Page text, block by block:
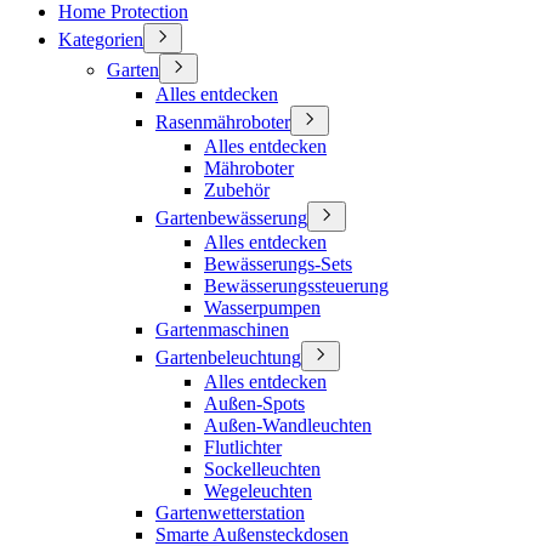
Home Protection
Kategorien
Garten
Alles entdecken
Rasenmähroboter
Alles entdecken
Mähroboter
Zubehör
Gartenbewässerung
Alles entdecken
Bewässerungs-Sets
Bewässerungssteuerung
Wasserpumpen
Gartenmaschinen
Gartenbeleuchtung
Alles entdecken
Außen-Spots
Außen-Wandleuchten
Flutlichter
Sockelleuchten
Wegeleuchten
Gartenwetterstation
Smarte Außensteckdosen